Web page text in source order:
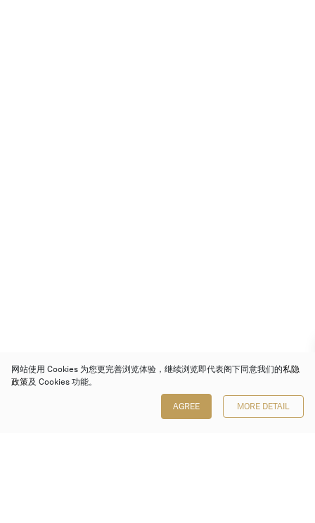
网站使用 Cookies 为您更完善浏览体验，继续浏览即代表阁下同意我们的私隐
政策及 Cookies 功能。
AGREE MORE DETAIL